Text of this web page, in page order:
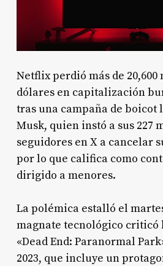
Netflix perdió más de 20,600
dólares en capitalización
tras una campaña de boicot
Musk, quien instó a sus 227
seguidores en X a cancelar
por lo que califica como
dirigido a menores.
La polémica estalló el
magnate tecnológico criticó
«Dead End: Paranormal
2023, que incluye un